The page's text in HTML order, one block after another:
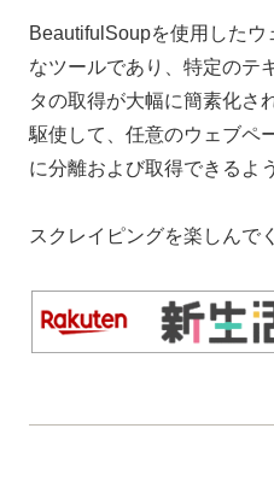
BeautifulSoupを使用した
なツールであり、特定のテ
タの取得が大幅に簡素化さ
駆使して、任意のウェブペ
に分離および取得できるよ
スクレイピングを楽しんで